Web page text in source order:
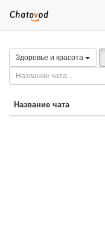
Здоровье и красота
Название чата